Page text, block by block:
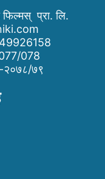
फिल्मस् प्रा. लि.
078
२०७८/७९